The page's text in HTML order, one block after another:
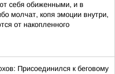
себя обиженными, и в
молчат, копя эмоции внутри,
от накопленного
Присоединился к беговому